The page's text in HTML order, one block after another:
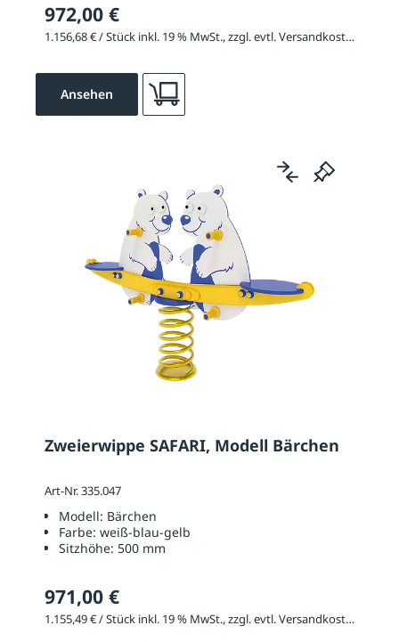
972,00 €
1.156,68 € / Stück inkl. 19 % MwSt., zzgl. evtl. Versandkosten
Ansehen
Zweierwippe SAFARI, Modell Bärchen
Art-Nr. 335.047
Modell: Bärchen
Farbe: weiß-blau-gelb
Sitzhöhe: 500 mm
971,00 €
1.155,49 € / Stück inkl. 19 % MwSt., zzgl. evtl. Versandkosten